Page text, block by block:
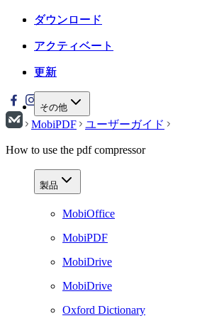
ダウンロード
アクティベート
更新
その他
ダウンロード
アクティベート
更新
MobiPDF ユーザーガイド
How to use the pdf compressor
製品
MobiOffice
MobiPDF
MobiDrive
MobiDrive
Oxford Dictionary